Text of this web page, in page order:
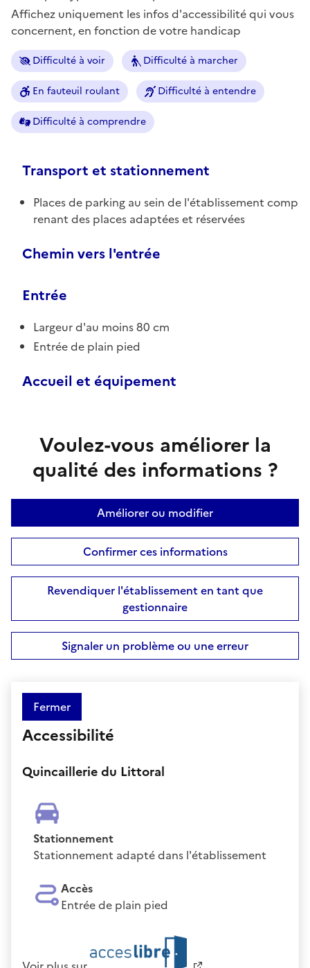
Affichez uniquement les infos d'accessibilité qui vous
concernent, en fonction de votre handicap
Difficulté à voir Difficulté à marcher
En fauteuil roulant Difficulté à entendre
Difficulté à comprendre
Transport et stationnement
Places de parking au sein de l'établissement comp
renant des places adaptées et réservées
Chemin vers l'entrée
Entrée
Largeur d'au moins 80 cm
Entrée de plain pied
Accueil et équipement
Voulez-vous améliorer la
qualité des informations ?
Améliorer ou modifier
Confirmer ces informations
Revendiquer l'établissement en tant que
gestionnaire
Signaler un problème ou une erreur
Fermer
Accessibilité
Quincaillerie du Littoral
Stationnement
Stationnement adapté dans l'établissement
Accès
Entrée de plain pied